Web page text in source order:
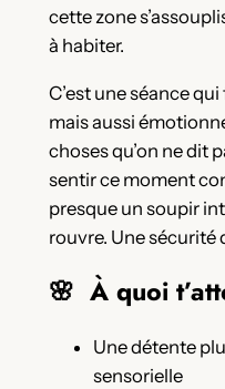
cette zone
à habiter.
C’est une séance
mais aussi
choses qu’on ne dit
sentir ce moment
presque un soupir
rouvre. Une sécurité
🌸 À quoi
Une détente
sensorielle